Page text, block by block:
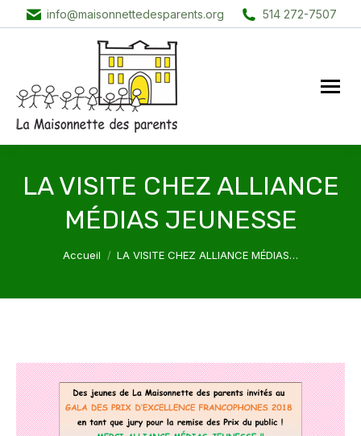
info@maisonnettedesparents.org 514 272-7507
LA VISITE CHEZ ALLIANCE
MÉDIAS JEUNESSE
Vous êtes ici :
Accueil LA VISITE CHEZ ALLIANCE MÉDIAS…